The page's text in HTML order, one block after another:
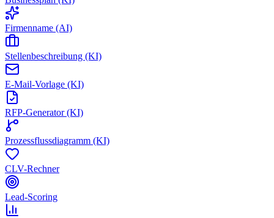
Firmenname (AI)
Stellenbeschreibung (KI)
E-Mail-Vorlage (KI)
RFP-Generator (KI)
Prozessflussdiagramm (KI)
CLV-Rechner
Lead-Scoring